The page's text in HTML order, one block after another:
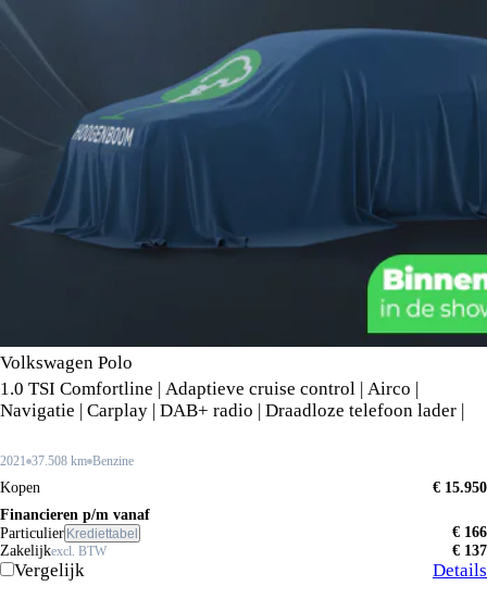
Volkswagen Polo
1.0 TSI Comfortline | Adaptieve cruise control | Airco |
Navigatie | Carplay | DAB+ radio | Draadloze telefoon lader |
2021 37.508 km Benzine
Kopen
€ 15.950
Financieren p/m vanaf
Particulier Krediettabel
€ 166
Zakelijkexcl. BTW € 137
Vergelijk Details